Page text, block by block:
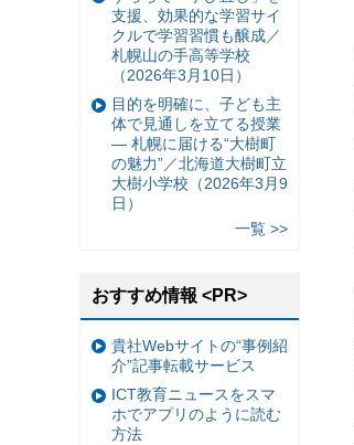
支援、効果的な学習サイ
クルで学習習慣も醸成／
札幌山の手高等学校
（2026年3月10日）
目的を明確に、子ども主
体で見通しを立てる授業
— 札幌に届ける“大樹町
の魅力”／北海道大樹町立
大樹小学校（2026年3月9
日）
一覧 >>
おすすめ情報 <PR>
貴社Webサイトの“事例紹
介”記事転載サービス
ICT教育ニュースをスマ
ホでアプリのように読む
方法